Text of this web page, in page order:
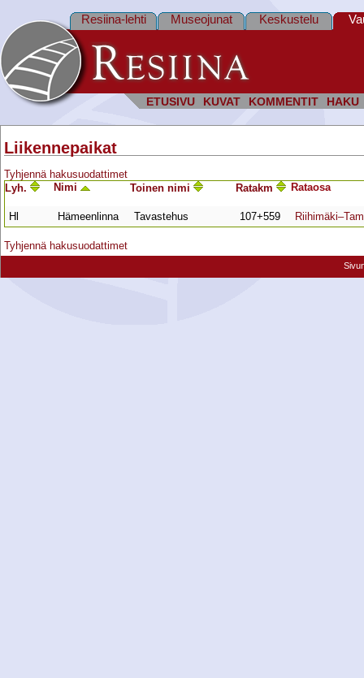
ETUSIVU KUVAT KOMMENTIT HAKU
Resiina-lehti Museojunat Keskustelu
Liikennepaikat
Tyhjennä hakusuodattimet
Lyh.
Nimi Toinen nimi Ratakm Rata­osa
Hl Hämeenlinna Tavastehus 107+559
Tyhjennä hakusuodattimet